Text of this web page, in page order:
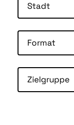
Stadt
Format
Zielgruppe